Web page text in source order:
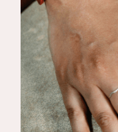
questions
fréquentes